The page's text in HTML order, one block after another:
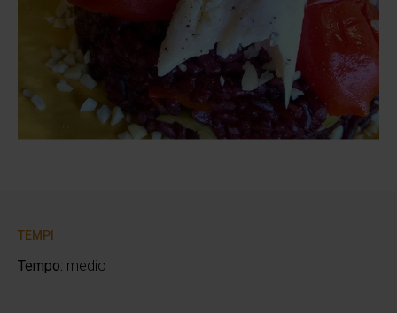
TEMPI
Tempo: medio